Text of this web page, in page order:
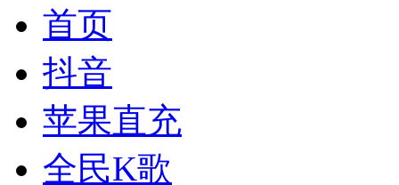
首页
抖音
苹果直充
全民K歌